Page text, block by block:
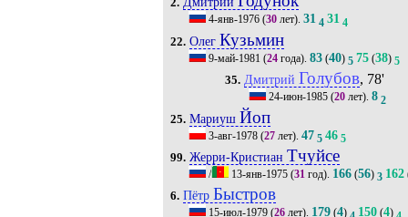
2.
4-янв-1976(30лет). 31 4 31 4
22. Олег Кузьмин
9-май-1981 (24года). 83(40) 5 75(38) 5
35. Дмитрий Голубов, 78'
24-июн-1985 (20 лет).8 2
25. Мариуш Йоп
3-авг-1978(27лет). 47 5 46 5
99. Жерри-Кристиан Тчуйсе
/ 13-янв-1975(31год). 166(56) 3 162
6. Пётр Быстров
15-июл-1979(26лет). 179(4) 150(4)